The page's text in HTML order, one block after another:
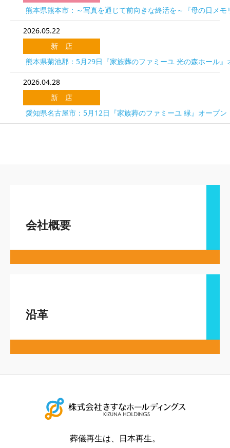
熊本県熊本市：～写真を通じて前向きな終活を～『母の日メ
2026.05.22
新 店
熊本県菊池郡：5月29日『家族葬のファミーユ 光の森ホール』
2026.04.28
新 店
愛知県名古屋市：5月12日『家族葬のファミーユ 緑』オープン
会社概要
沿革
葬儀再生は、日本再生。